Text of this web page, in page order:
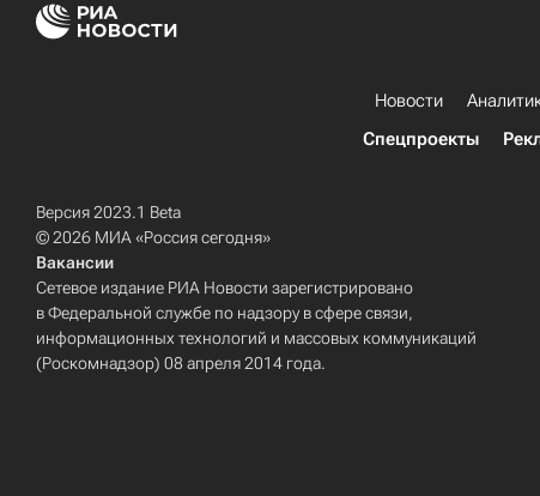
Новости
Спецпроекты
Версия 2023.1 Beta
© 2026 МИА «Россия сегодня»
Вакансии
Сетевое издание РИА Новости зарегистрировано
в Федеральной службе по надзору в сфере связи,
информационных технологий и массовых коммуникаций
(Роскомнадзор) 08 апреля 2014 года.